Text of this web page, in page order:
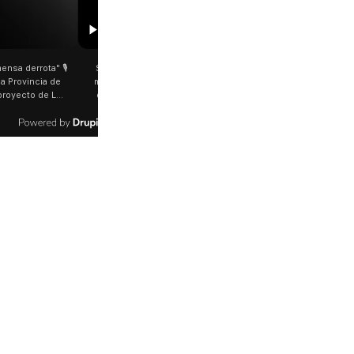
Cayetano: Jorge García Cuerva juntó a
de peregrinos en Liniers El arzobispo
Buenos Aires destacó la fortaleza de la
y soportó las bajas temperaturas de los
días: "Son dificultades que pudieron